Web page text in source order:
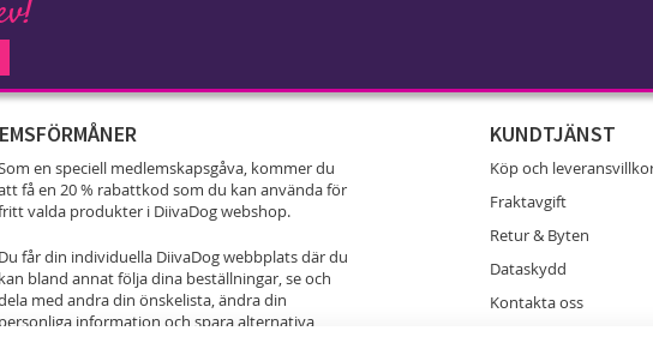
en speciell medlemskapsgåva, kommer du
få en 20 % rabattkod som du kan använda för
valda produkter i DiivaDog webshop.
Du får din individuella DiivaDog webbplats där du
kan bland annat följa dina beställningar, se och
med andra din önskelista, ändra din
personliga information och spara alternativa
KUNDTJÄNST
Köp och
Fraktavgift
Retur & Byten
Dataskydd
Kontakta oss